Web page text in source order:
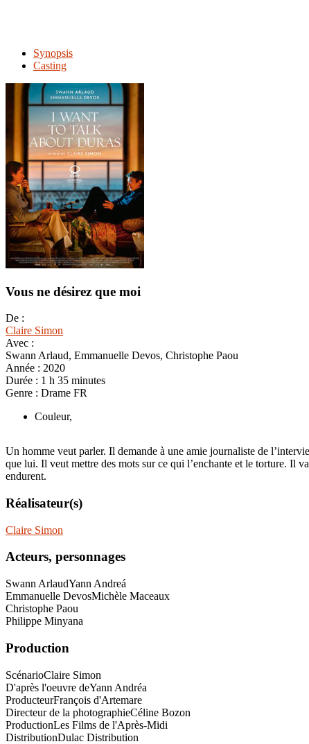
Synopsis
Casting
Vous ne désirez que moi
De :
Claire Simon
Avec :
Swann Arlaud, Emmanuelle Devos, Christophe Paou
Année : 2020
Durée : 1 h 35 minutes
Genre : Drame FR
Couleur,
Un homme veut parler. Il demande à une amie journaliste de
que lui. Il veut mettre des mots sur ce qui l’enchante et le torture. Il
endurent.
Réalisateur(s)
Claire Simon
Acteurs, personnages
Swann ArlaudYann Andreá
Emmanuelle DevosMichèle Maceaux
Christophe Paou
Philippe Minyana
Production
ScénarioClaire Simon
D'après l'oeuvre deYann Andréa
ProducteurFrançois d'Artemare
Directeur de la photographieCéline Bozon
ProductionLes Films de l'Après-Midi
DistributionDulac Distribution